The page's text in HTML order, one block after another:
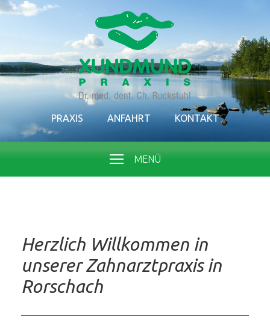
PRAXIS ANFAHRT KONTAKT
MENÜ
Herzlich Willkommen in
unserer Zahnarztpraxis in
Rorschach